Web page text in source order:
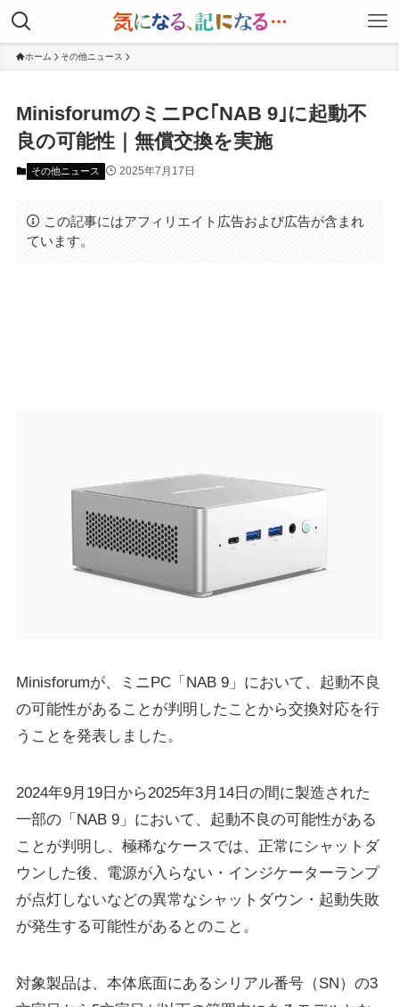
ホーム その他ニュース
MinisforumのミニPC｢NAB 9｣に起動不
良の可能性｜無償交換を実施
その他ニュース 2025年7月17日
この記事にはアフィリエイト広告および広告が含まれ
ています。
Minisforumが、ミニPC「NAB 9」において、起動不良
の可能性があることが判明したことから交換対応を行
うことを発表しました。
2024年9月19日から2025年3月14日の間に製造された
一部の「NAB 9」において、起動不良の可能性がある
ことが判明し、極稀なケースでは、正常にシャットダ
ウンした後、電源が入らない・インジケーターランプ
が点灯しないなどの異常なシャットダウン・起動失敗
が発生する可能性があるとのこと。
対象製品は、本体底面にあるシリアル番号（SN）の3